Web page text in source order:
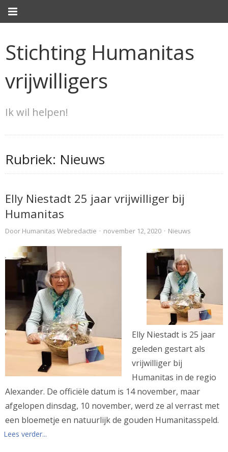
Stichting Humanitas
vrijwilligers
Ik wil helpen!
Rubriek: Nieuws
Elly Niestadt 25 jaar vrijwilliger bij
Humanitas
Door Humanitas Webredactie · november 12, 2020 · Nieuws
Elly Niestadt is 25 jaar
geleden gestart als
vrijwilliger bij
Humanitas in de regio
Alexander. De officiële datum is 14 november, maar
afgelopen dinsdag, 10 november, werd ze al verrast met
een bloemetje en natuurlijk de gouden Humanitasspeld.
Lees verder...